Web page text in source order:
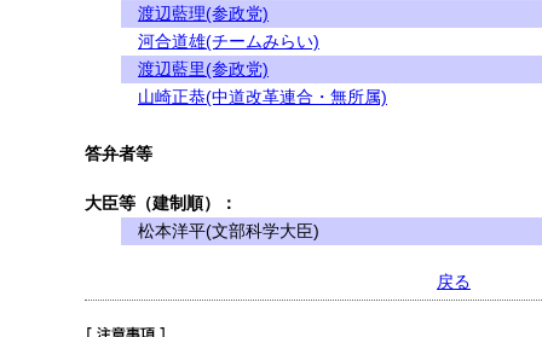
渡辺藍理(参政党)
河合道雄(チームみらい)
渡辺藍里(参政党)
山崎正恭(中道改革連合・無所属)
答弁者等
大臣等（建制順）：
松本洋平(文部科学大臣)
戻る